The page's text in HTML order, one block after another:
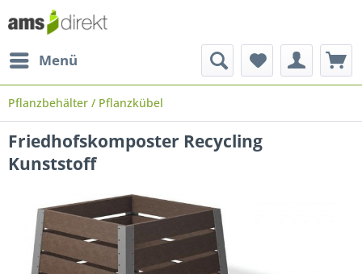
Menü
Pflanzbehälter / Pflanzkübel
Friedhofskomposter Recycling
Kunststoff